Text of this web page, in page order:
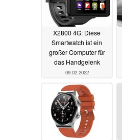
X2800 4G: Diese
Smartwatch ist ein
großer Computer für
das Handgelenk
09.02.2022